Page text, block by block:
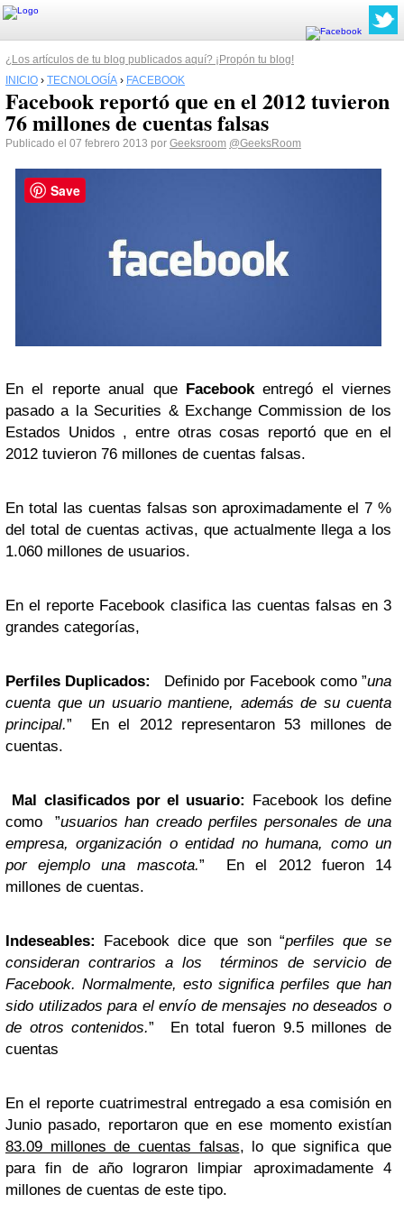
¿Los artículos de tu blog publicados aquí? ¡Propón tu blog!
INICIO › TECNOLOGÍA › FACEBOOK
Facebook reportó que en el 2012 tuvieron
76 millones de cuentas falsas
Publicado el 07 febrero 2013 por Geeksroom @GeeksRoom
En el reporte anual que Facebookentregó el viernes
pasado a la Securities & Exchange Commission de los
Estados Unidos , entre otras cosas reportó que en el
2012 tuvieron 76 millones de cuentas falsas.
En total las cuentas falsas son aproximadamente el 7 %
del total de cuentas activas, que actualmente llega a los
1.060 millones de usuarios.
En el reporte Facebook clasifica las cuentas falsas en 3
grandes categorías,
Perfiles Duplicados: Definido por Facebook como ”una
cuenta que un usuario mantiene, además de su cuenta
principal.” En el 2012 representaron 53 millones de
cuentas.
Mal clasificados por el usuario:
Facebook los define
como ”usuarios han creado perfiles personales de una
empresa, organización o entidad no humana, como un
por ejemplo una mascota.” En el 2012 fueron 14
millones de cuentas.
Indeseables: Facebook dice que son “perfiles que se
consideran contrarios a los términos de servicio de
Facebook. Normalmente, esto significa perfiles que han
sido utilizados para el envío de mensajes no deseados o
de otros contenidos.” En total fueron 9.5 millones de
cuentas
En el reporte cuatrimestral entregado a esa comisión en
Junio pasado, reportaron que en ese momento existían
83.09 millones de cuentas falsas, lo que significa que
para fin de año lograron limpiar aproximadamente 4
millones de cuentas de este tipo.
Save